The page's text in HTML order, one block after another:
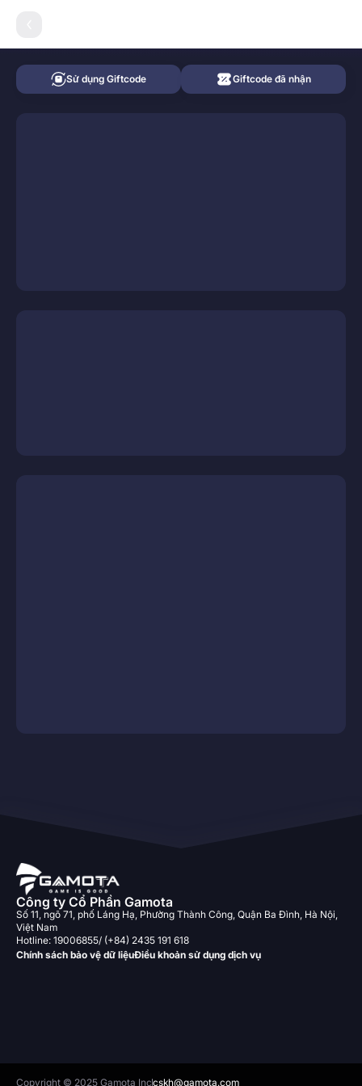
Sử dụng Giftcode Giftcode đã nhận
Công ty Cổ Phần Gamota
Số 11, ngõ 71, phố Láng Hạ, Phường Thành Công, Quận Ba Đình, Hà Nội,
Việt Nam
Hotline: 19006855/ (+84) 2435 191 618
Chính sách bảo vệ dữ liệuĐiều khoản sử dụng dịch vụ
Copyright © 2025 Gamota Inccskh@gamota.com